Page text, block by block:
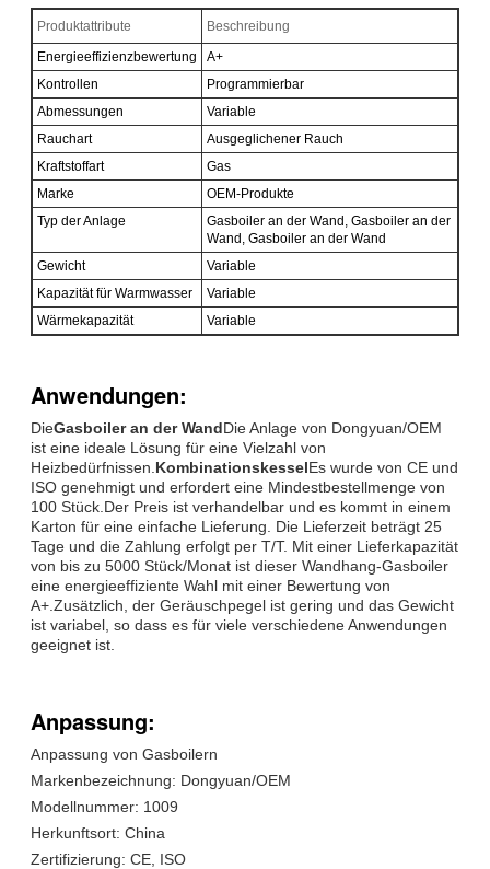
Produktattribute
Beschreibung
Energieeffizienzbewertung
A+
Kontrollen
Programmierbar
Abmessungen
Variable
Rauchart
Ausgeglichener Rauch
Kraftstoffart
Gas
Marke
OEM-Produkte
Typ der Anlage
Gasboiler an der Wand, Gasboiler an der
Wand, Gasboiler an der Wand
Gewicht
Variable
Kapazität für Warmwasser
Variable
Wärmekapazität
Variable
Anwendungen:
DieGasboiler an der WandDie Anlage von Dongyuan/OEM
ist eine ideale Lösung für eine Vielzahl von
Heizbedürfnissen. KombinationskesselEs wurde von CE und
ISO genehmigt und erfordert eine Mindestbestellmenge von
100 Stück.Der Preis ist verhandelbar und es kommt in einem
Karton für eine einfache Lieferung. Die Lieferzeit beträgt 25
Tage und die Zahlung erfolgt per T/T. Mit einer Lieferkapazität
von bis zu 5000 Stück/Monat ist dieser Wandhang-Gasboiler
eine energieeffiziente Wahl mit einer Bewertung von
A+.Zusätzlich, der Geräuschpegel ist gering und das Gewicht
ist variabel, so dass es für viele verschiedene Anwendungen
geeignet ist.
Anpassung:
Anpassung von Gasboilern
Markenbezeichnung: Dongyuan/OEM
Modellnummer: 1009
Herkunftsort: China
Zertifizierung: CE, ISO